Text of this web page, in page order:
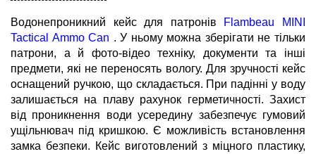
Водонепроникний кейс для патронів Flambeau MINI
Tactical Ammo Can . У ньому можна зберігати не тільки
патрони, а й фото-відео техніку, документи та інші
предмети, які не переносять вологу. Для зручності кейс
оснащений ручкою, що складається. При падінні у воду
залишається на плаву рахунок герметичності. Захист
від проникнення води усередину забезпечує гумовий
ущільнювач під кришкою. Є можливість встановлення
замка безпеки. Кейс виготовлений з міцного пластику,